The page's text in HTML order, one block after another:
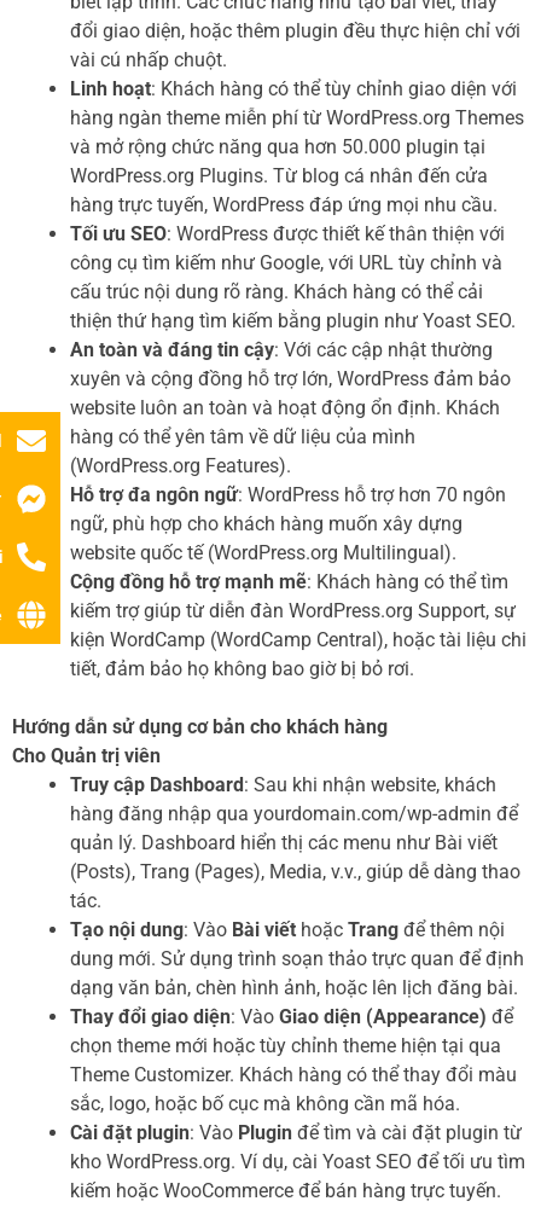
đổi giao diện, hoặc thêm plugin đều thực hiện chỉ với
vài cú nhấp chuột.
Linh hoạt: Khách hàng có thể tùy chỉnh giao diện với
hàng ngàn theme miễn phí từ WordPress.org Themes
và mở rộng chức năng qua hơn 50.000 plugin tại
WordPress.org Plugins. Từ blog cá nhân đến cửa
hàng trực tuyến, WordPress đáp ứng mọi nhu cầu.
Tối ưu SEO: WordPress được thiết kế thân thiện với
công cụ tìm kiếm như Google, với URL tùy chỉnh và
cấu trúc nội dung rõ ràng. Khách hàng có thể cải
thiện thứ hạng tìm kiếm bằng plugin như Yoast SEO.
An toàn và đáng tin cậy: Với các cập nhật thường
xuyên và cộng đồng hỗ trợ lớn, WordPress đảm bảo
website luôn an toàn và hoạt động ổn định. Khách
hàng có thể yên tâm về dữ liệu của mình
(WordPress.org Features).
Hỗ trợ đa ngôn ngữ: WordPress hỗ trợ hơn 70 ngôn
ngữ, phù hợp cho khách hàng muốn xây dựng
website quốc tế (WordPress.org Multilingual).
Cộng đồng hỗ trợ mạnh mẽ: Khách hàng có thể tìm
kiếm trợ giúp từ diễn đàn WordPress.org Support, sự
kiện WordCamp (WordCamp Central), hoặc tài liệu chi
tiết, đảm bảo họ không bao giờ bị bỏ rơi.
Hướng dẫn sử dụng cơ bản cho khách hàng
Cho Quản trị viên
Truy cập Dashboard : Sau khi nhận website, khách
hàng đăng nhập qua yourdomain.com/wp-admin để
quản lý. Dashboard hiển thị các menu như Bài viết
(Posts), Trang (Pages), Media, v.v., giúp dễ dàng thao
tác.
Tạo nội dung: Vào Bài viết hoặc Trang để thêm nội
dung mới. Sử dụng trình soạn thảo trực quan để định
dạng văn bản, chèn hình ảnh, hoặc lên lịch đăng bài.
Thay đổi giao diện: Vào Giao diện (Appearance) để
chọn theme mới hoặc tùy chỉnh theme hiện tại qua
Theme Customizer. Khách hàng có thể thay đổi màu
sắc, logo, hoặc bố cục mà không cần mã hóa.
Cài đặt plugin: Vào Plugin để tìm và cài đặt plugin từ
kho WordPress.org. Ví dụ, cài Yoast SEO để tối ưu tìm
kiếm hoặc WooCommerce để bán hàng trực tuyến.